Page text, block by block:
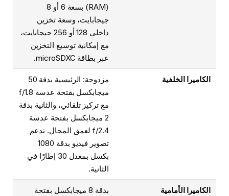
(RAM) بسعة 6 أو 8
جيجابايت، وسعة تخزين
داخلي 128 أو 256 جيجابايت،
مع إمكانية توسيع التخزين
عبر بطاقة microSDXC.
الكاميرا الخلفية
مزدوجة: الرئيسية بدقة 50
ميجابكسل بفتحة عدسة f/1.8
مع تركيز تلقائي، والثانية بدقة
2 ميجابكسل بفتحة عدسة
f/2.4 لعمق المجال. تدعم
تصوير فيديو بدقة 1080
بكسل بمعدل 30 إطارًا في
الثانية.
الكاميرا الأمامية
بدقة 8 ميجابكسل بفتحة